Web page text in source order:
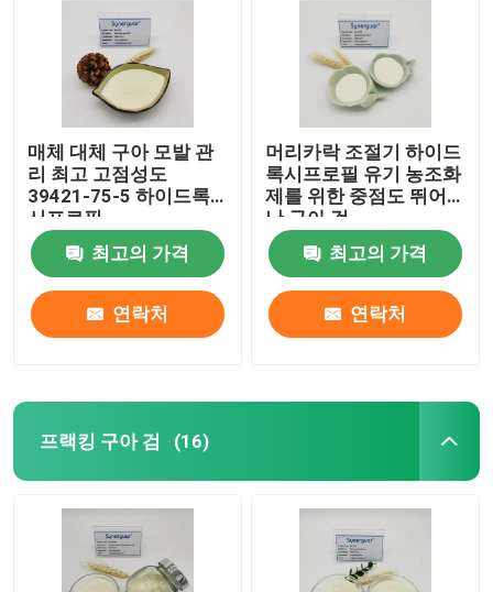
매체 대체 구아 모발 관
리 최고 고점성도
39421-75-5 하이드록
시프로필
최고의 가격
연락처
머리카락 조절기 하이드
록시프로필 유기 농조화
제를 위한 중점도 뛰어
난 구아 검
최고의 가격
연락처
프랙킹 구아 검 (16)